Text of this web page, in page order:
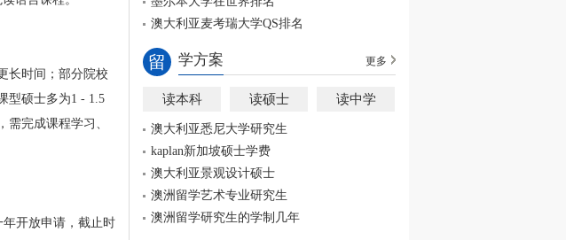
长时间；部分院校
型硕士多为1 - 1.5
完成课程学习、
开放申请，截止时
澳大利亚麦考瑞大学QS排名
留 学方案 更多
读本科 读硕士 读中学
澳大利亚悉尼大学研究生
kaplan新加坡硕士学费
澳大利亚景观设计硕士
澳洲留学艺术专业研究生
澳洲留学研究生的学制几年